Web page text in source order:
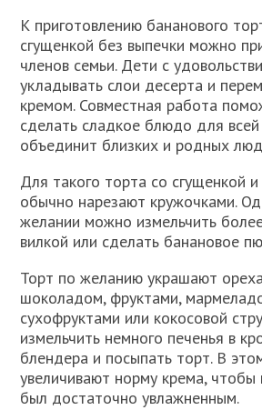
К приготовлению бананового
сгущенкой без выпечки можно
членов семьи. Дети с
укладывать слои десерта и
кремом. Совместная работа
сделать сладкое блюдо для
объединит близких и родных
Для такого торта со сгущенкой
обычно нарезают кружочками.
желании можно измельчить
вилкой или сделать банановое
Торт по желанию украшают
шоколадом, фруктами,
сухофруктами или кокосовой
измельчить немного печенья в
блендера и посыпать торт. В
увеличивают норму крема, чтобы
был достаточно увлажненным.